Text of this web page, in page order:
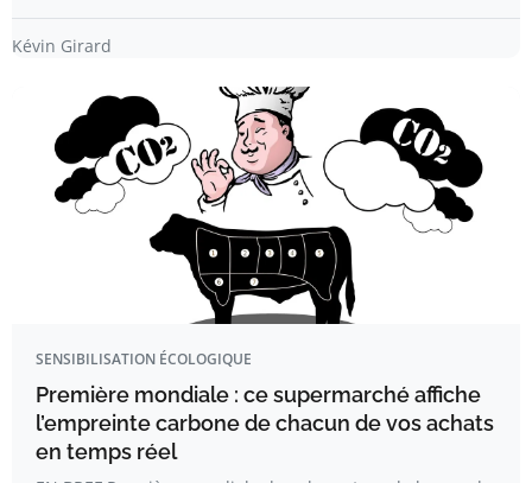
Kévin Girard
SENSIBILISATION ÉCOLOGIQUE
Première mondiale : ce supermarché affiche
l’empreinte carbone de chacun de vos achats
en temps réel